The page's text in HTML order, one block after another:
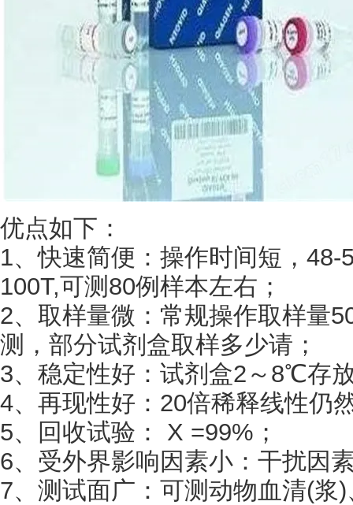
优点如下：
1、快速简便：操作时间短，
100T,可测80例样本左右；
2、取样量微：常规操作取样量
测，部分试剂盒取样多少请；
3、稳定性好：试剂盒2～8℃存
4、再现性好：20倍稀释线性仍
5、回收试验： X =99%；
6、受外界影响因素小：干扰因
7、测试面广：可测动物血清(浆